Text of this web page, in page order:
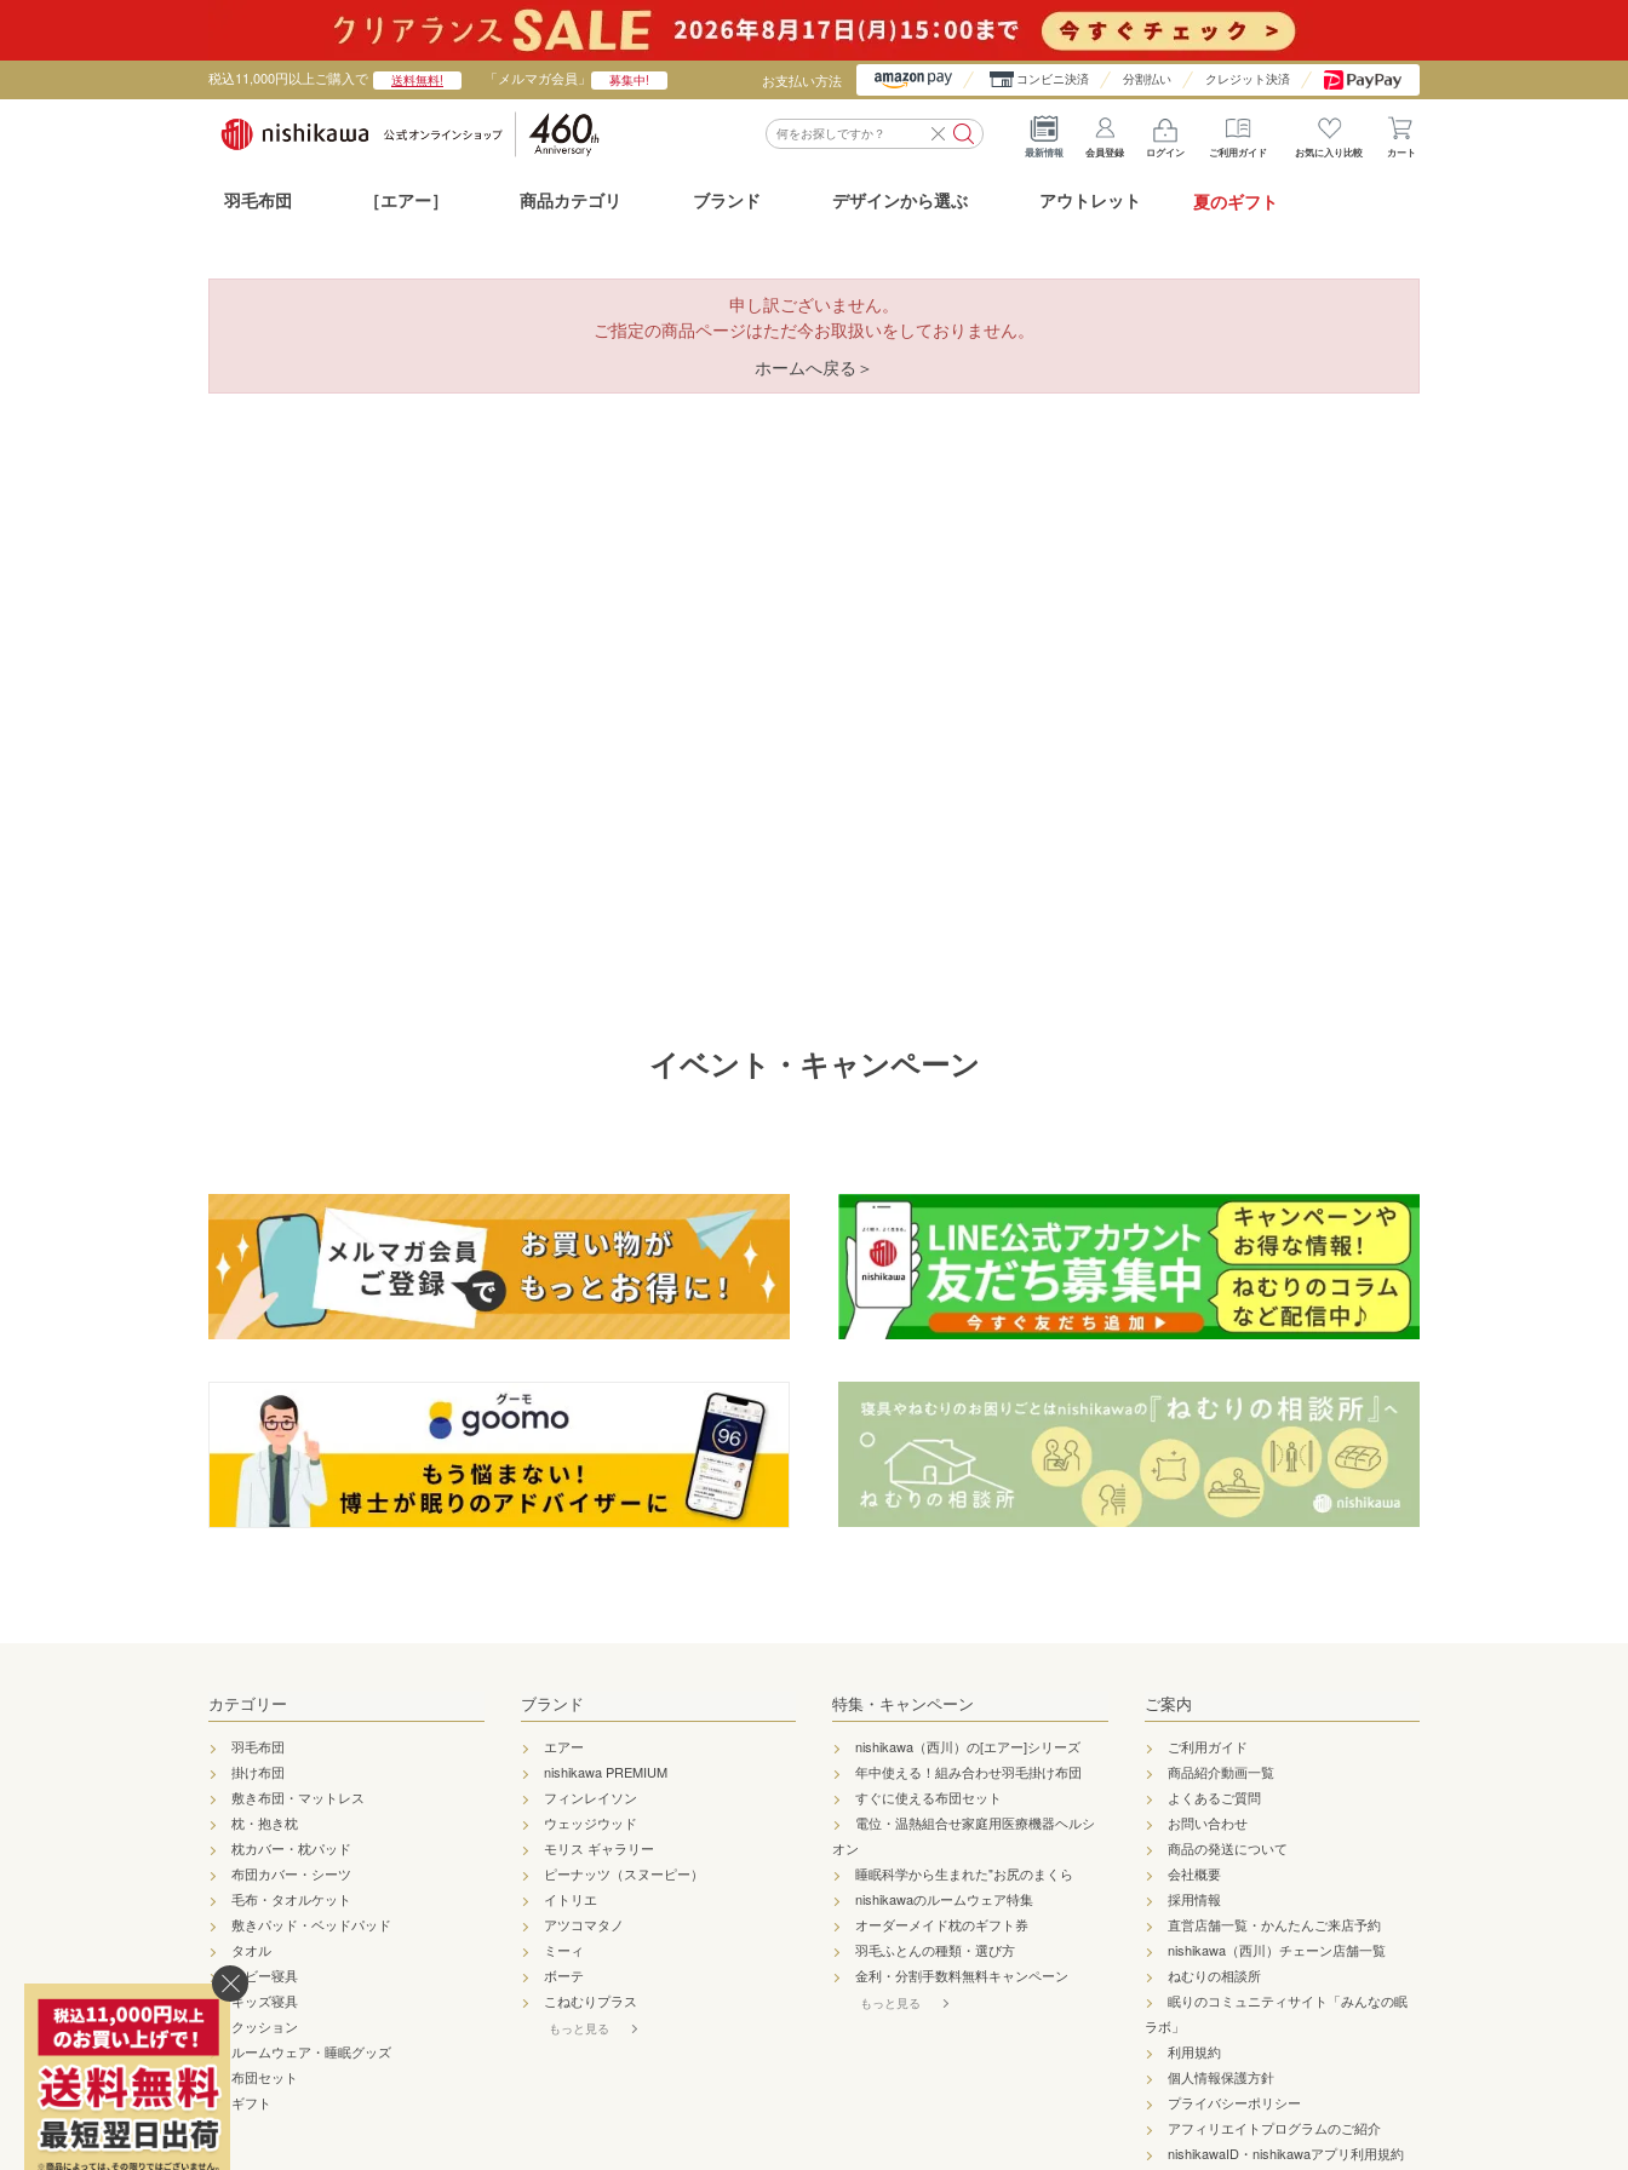
税込11,000円以上ご購入で 送料無料! 「メルマガ会員」 募集中! お支払い方法 コンビニ決済 分割払い クレジット決済
最新情報 会員登録 ログイン ご利用ガイド お気に入り比較 カート
羽毛布団 ［エアー］ 商品カテゴリ ブランド デザインから選ぶ アウトレット 夏のギフト
申し訳ございません。
ご指定の商品ページはただ今お取扱いをしておりません。
ホームへ戻る＞
イベント・キャンペーン
カテゴリー
羽毛布団
掛け布団
敷き布団・マットレス
枕・抱き枕
枕カバー・枕パッド
布団カバー・シーツ
毛布・タオルケット
敷きパッド・ベッドパッド
タオル
ベビー寝具
キッズ寝具
クッション
ルームウェア・睡眠グッズ
布団セット
ギフト
ブランド
エアー
nishikawa PREMIUM
フィンレイソン
ウェッジウッド
モリス ギャラリー
ピーナッツ（スヌーピー）
イトリエ
アツコマタノ
ミーィ
ボーテ
こねむりプラス
もっと見る
特集・キャンペーン
nishikawa（西川）の[エアー]シリーズ
年中使える！組み合わせ羽毛掛け布団
すぐに使える布団セット
電位・温熱組合せ家庭用医療機器ヘルシ
オン
睡眠科学から生まれた"お尻のまくら
nishikawaのルームウェア特集
オーダーメイド枕のギフト券
羽毛ふとんの種類・選び方
金利・分割手数料無料キャンペーン
もっと見る
ご案内
ご利用ガイド
商品紹介動画一覧
よくあるご質問
お問い合わせ
商品の発送について
会社概要
採用情報
直営店舗一覧・かんたんご来店予約
nishikawa（西川）チェーン店舗一覧
ねむりの相談所
眠りのコミュニティサイト「みんなの眠
ラボ」
利用規約
個人情報保護方針
プライバシーポリシー
アフィリエイトプログラムのご紹介
nishikawaID・nishikawaアプリ利用規約